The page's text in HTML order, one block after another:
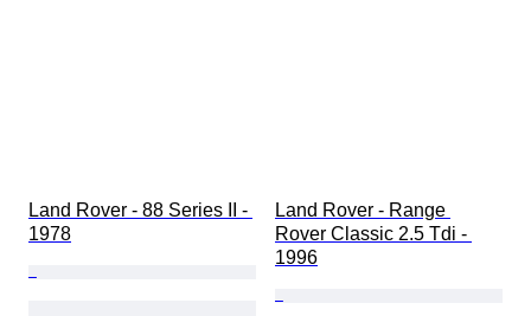
Land Rover - 88 Series II -
1978
Land Rover - Range
Rover Classic 2.5 Tdi -
1996